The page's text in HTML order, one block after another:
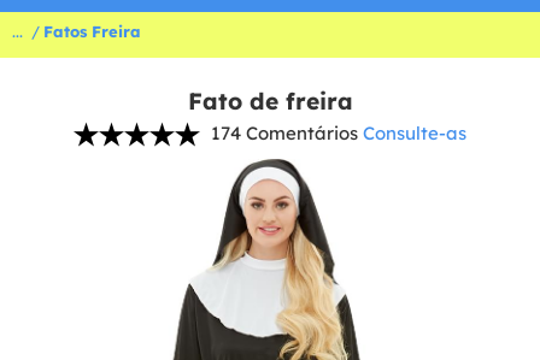
... Fatos Freira
Fato de freira
174 Comentários Consulte-as